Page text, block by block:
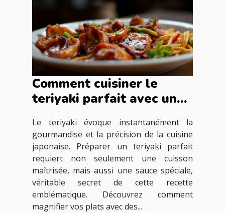
Comment cuisiner le
teriyaki parfait avec une
Le teriyaki évoque instantanément la
gourmandise et la précision de la cuisine
japonaise. Préparer un teriyaki parfait
requiert non seulement une cuisson
maîtrisée, mais aussi une sauce spéciale,
véritable secret de cette recette
emblématique. Découvrez comment
magnifier vos plats avec des...